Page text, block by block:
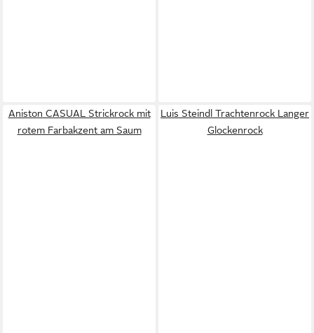
Aniston CASUAL Strickrock mit
rotem Farbakzent am Saum
Luis Steindl Trachtenrock Langer
Glockenrock